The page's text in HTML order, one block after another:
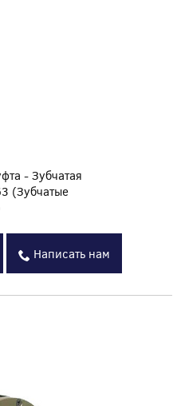
- Зубчатая
(Зубчатые
Написать нам